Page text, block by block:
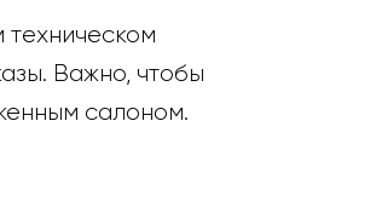
Важно, чтобы
салоном.